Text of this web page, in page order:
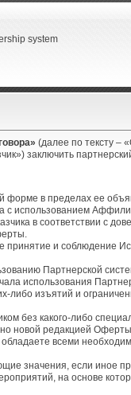
system
(далее по тексту –
заключить
в пределах ее
с использованием
в соответствии с
принятие и соблюдение
Партнерской
использования
изъятий и
без какого-либо
новой редакцией
всеми
значения, если иное
на основе